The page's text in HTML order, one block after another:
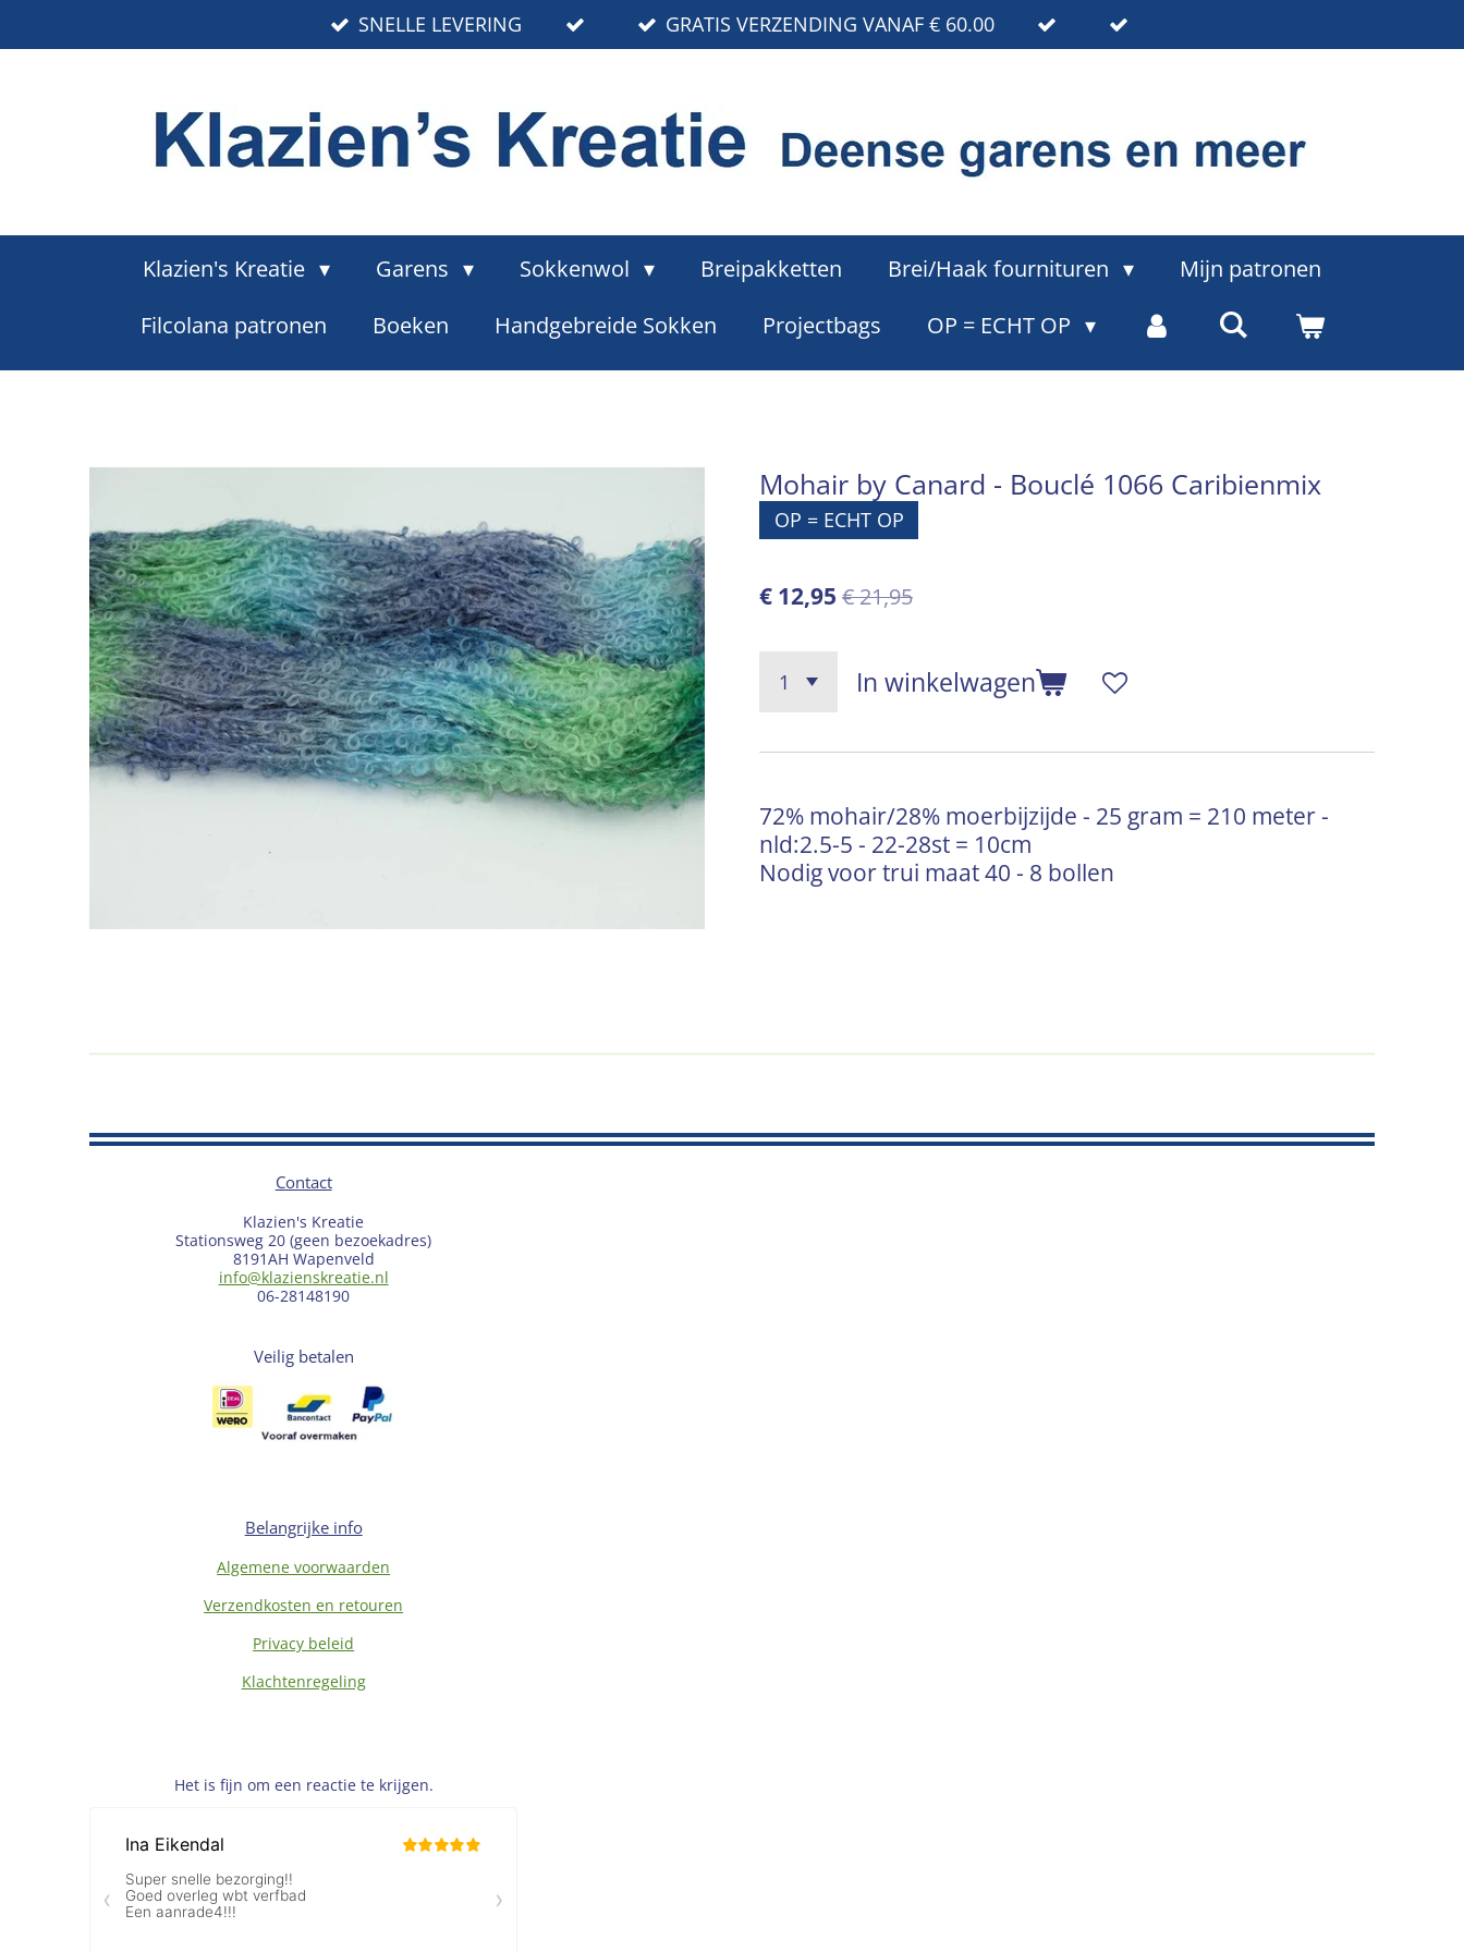
direct
SNELLE LEVERING GRATIS VERZENDING VANAF € 60.00
Klazien's Kreatie Garens Sokkenwol Breipakketten Brei/Haak fournituren
Mijn patronen
Filcolana patronen
Boeken Handgebreide Sokken Projectbags OP = ECHT OP
Mohair by Canard - Bouclé 1066 Caribienmix
OP = ECHT OP
€ 12,95 € 21,95
In winkelwagen
72% mohair/28% moerbijzijde - 25 gram = 210 meter -
nld:2.5-5 - 22-28st = 10cm
Nodig voor trui maat 40 - 8 bollen
Contact
Klazien's Kreatie
Stationsweg 20 (geen bezoekadres)
8191AH Wapenveld
info@klazienskreatie.nl
06-28148190
Veilig betalen
Belangrijke info
Algemene voorwaarden
Verzendkosten en retouren
Privacy beleid
Klachtenregeling
Het is fijn om een reactie te krijgen.